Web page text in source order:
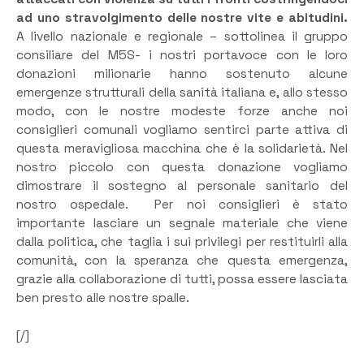
ad uno stravolgimento delle nostre vite e abitudini.
A livello nazionale e regionale – sottolinea il gruppo
consiliare del M5S- i nostri portavoce con le loro
donazioni milionarie hanno sostenuto alcune
emergenze strutturali della sanità italiana e, allo stesso
modo, con le nostre modeste forze anche noi
consiglieri comunali vogliamo sentirci parte attiva di
questa meravigliosa macchina che è la solidarietà. Nel
nostro piccolo con questa donazione vogliamo
dimostrare il sostegno al personale sanitario del
nostro ospedale. Per noi consiglieri è stato
importante lasciare un segnale materiale che viene
dalla politica, che taglia i sui privilegi per restituirli alla
comunità, con la speranza che questa emergenza,
grazie alla collaborazione di tutti, possa essere lasciata
ben presto alle nostre spalle.
[/]